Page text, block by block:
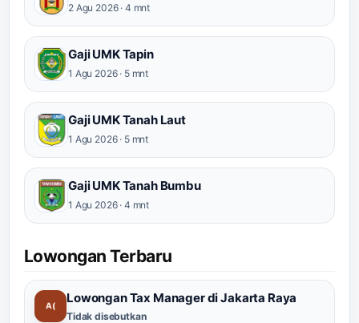
2 Agu 2026 · 4 mnt
Gaji UMK Tapin
1 Agu 2026 · 5 mnt
Gaji UMK Tanah Laut
1 Agu 2026 · 5 mnt
Gaji UMK Tanah Bumbu
1 Agu 2026 · 4 mnt
Lowongan Terbaru
A(
Lowongan Tax Manager di Jakarta Raya
Tidak disebutkan